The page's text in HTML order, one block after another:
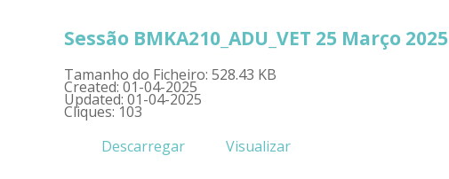
Sessão BMKA210_ADU_VET 25 Março 2025
Tamanho do Ficheiro: 528.43 KB
Created: 01-04-2025
Updated: 01-04-2025
Cliques: 103
Descarregar
Visualizar